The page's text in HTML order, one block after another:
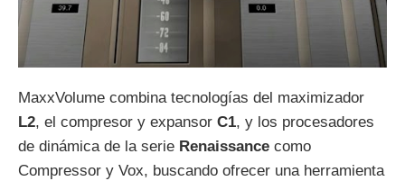
MaxxVolume combina tecnologías del maximizador
L2, el compresor y expansor C1, y los procesadores
de dinámica de la serie Renaissance como
Compressor y Vox, buscando ofrecer una herramienta